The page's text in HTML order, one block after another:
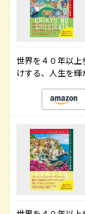
世界を４０年以
けする、人生を